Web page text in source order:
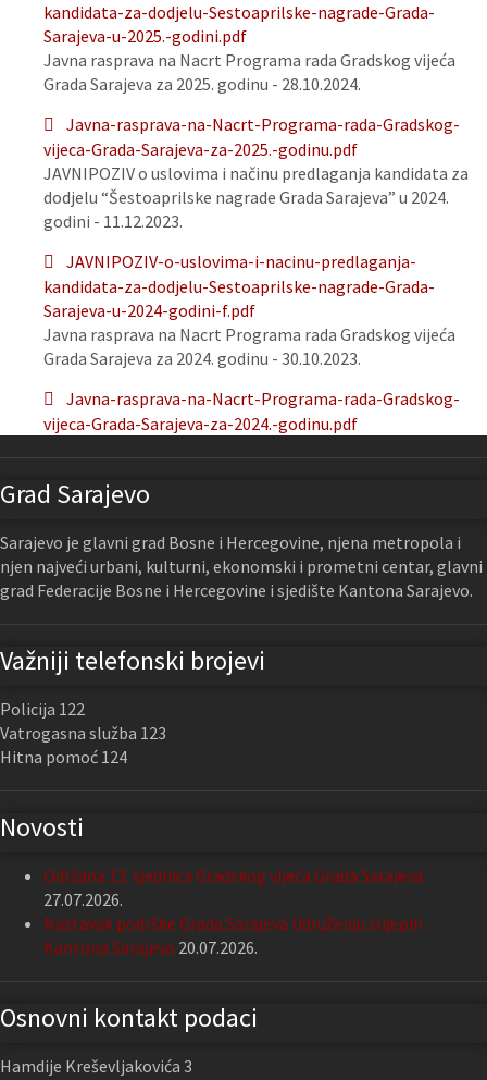
kandidata-za-dodjelu-Sestoaprilske-nagrade-Grada-
Sarajeva-u-2025.-godini.pdf
Javna rasprava na Nacrt Programa rada Gradskog vijeća
Grada Sarajeva za 2025. godinu - 28.10.2024.
Javna-rasprava-na-Nacrt-Programa-rada-Gradskog-
vijeca-Grada-Sarajeva-za-2025.-godinu.pdf
JAVNIPOZIV o uslovima i načinu predlaganja kandidata za
dodjelu “Šestoaprilske nagrade Grada Sarajeva” u 2024.
godini - 11.12.2023.
JAVNIPOZIV-o-uslovima-i-nacinu-predlaganja-
kandidata-za-dodjelu-Sestoaprilske-nagrade-Grada-
Sarajeva-u-2024-godini-f.pdf
Javna rasprava na Nacrt Programa rada Gradskog vijeća
Grada Sarajeva za 2024. godinu - 30.10.2023.
Javna-rasprava-na-Nacrt-Programa-rada-Gradskog-
vijeca-Grada-Sarajeva-za-2024.-godinu.pdf
Grad Sarajevo
Sarajevo je glavni grad Bosne i Hercegovine, njena metropola i
njen najveći urbani, kulturni, ekonomski i prometni centar, glavni
grad Federacije Bosne i Hercegovine i sjedište Kantona Sarajevo.
Važniji telefonski brojevi
Policija 122
Vatrogasna služba 123
Hitna pomoć 124
Novosti
Održana 13. sjednica Gradskog vijeća Grada Sarajeva
27.07.2026.
Nastavak podrške Grada Sarajeva Udruženju slijepih
Kantona Sarajevo 20.07.2026.
Osnovni kontakt podaci
Hamdije Kreševljakovića 3